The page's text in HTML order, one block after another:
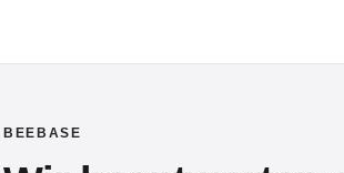
BEEBASE